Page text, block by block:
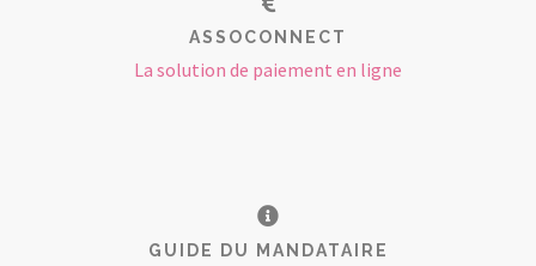
ASSOCONNECT
La solution de paiement en ligne
GUIDE DU MANDATAIRE